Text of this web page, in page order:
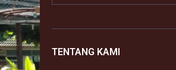
TENTANG KAMI